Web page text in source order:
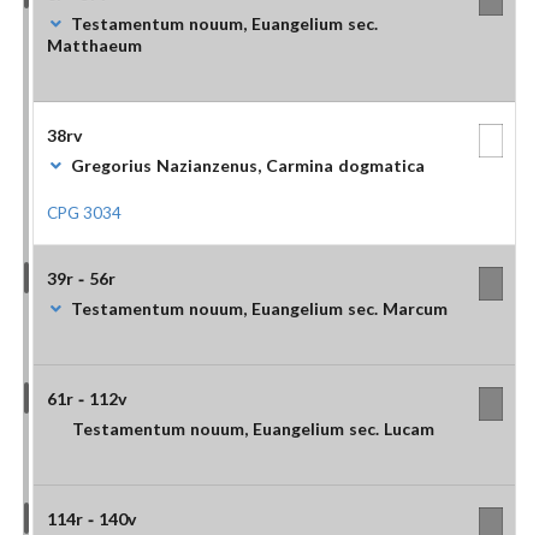
Testamentum nouum, Euangelium sec.
Matthaeum
38rv
Gregorius Nazianzenus, Carmina dogmatica
CPG 3034
39r - 56r
Testamentum nouum, Euangelium sec. Marcum
61r - 112v
Testamentum nouum, Euangelium sec. Lucam
114r - 140v